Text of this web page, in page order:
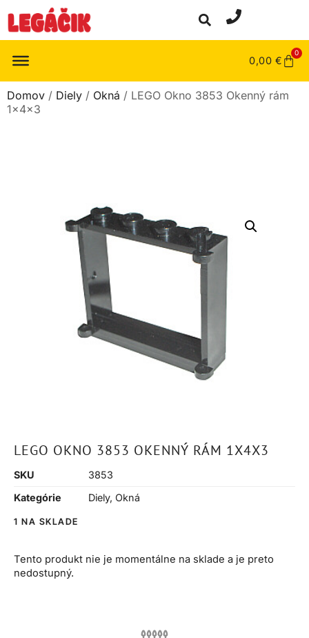
0,00 €
0
Domov / Diely / Okná / LEGO Okno 3853 Okenný rám
1x4x3
LEGO OKNO 3853 OKENNÝ RÁM 1X4X3
SKU
3853
Kategórie
Diely, Okná
1 NA SKLADE
Tento produkt nie je momentálne na sklade a je preto
nedostupný.